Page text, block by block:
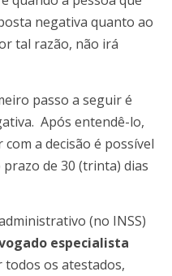
negativa quanto ao
tal razão, não irá
passo a seguir é
Após entendê-lo,
a decisão é possível
de 30 (trinta) dias
(no INSS)
especialista
os atestados,